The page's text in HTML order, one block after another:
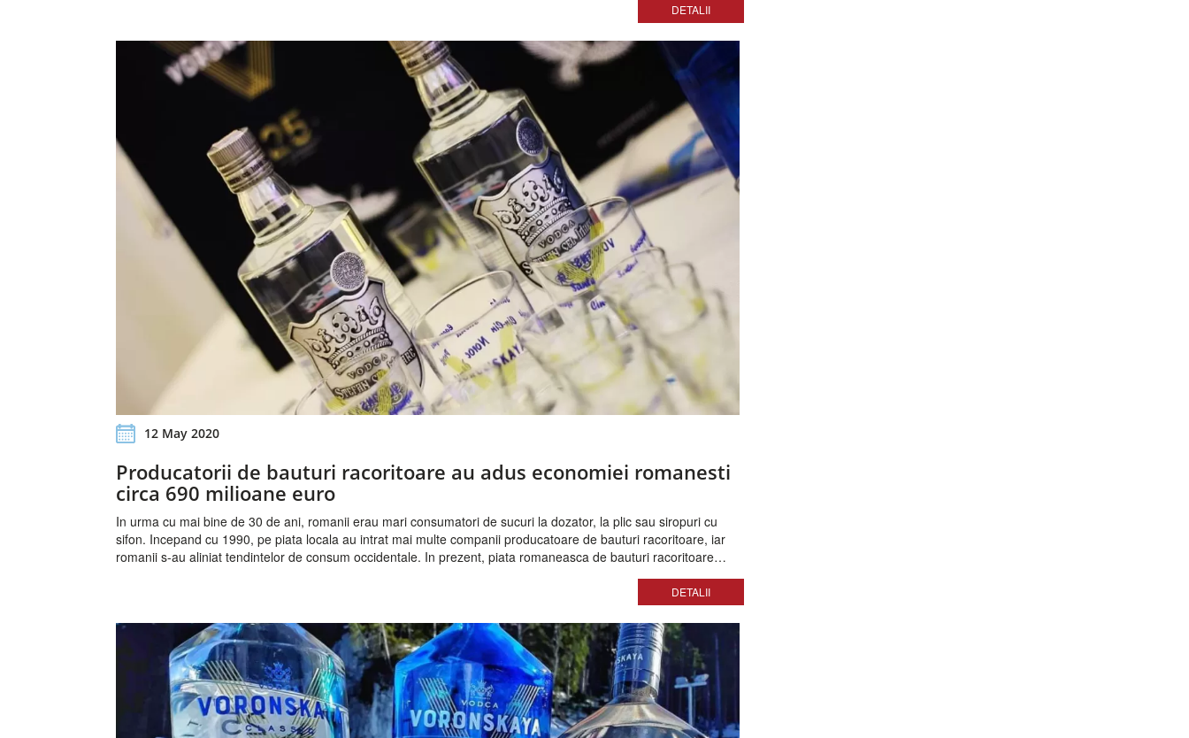
DETALII
12 May 2020
Producatorii de bauturi racoritoare au adus economiei romanesti
circa 690 milioane euro
In urma cu mai bine de 30 de ani, romanii erau mari consumatori de sucuri la dozator, la plic sau siropuri cu
sifon. Incepand cu 1990, pe piata locala au intrat mai multe companii producatoare de bauturi racoritoare, iar
romanii s-au aliniat tendintelor de consum occidentale. In prezent, piata romaneasca de bauturi racoritoare
DETALII